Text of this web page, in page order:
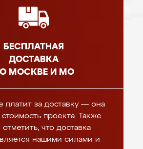
БЕСПЛАТНАЯ
ДОСТАВКА
МОСКВЕ И МО
платит за доставку — она
стоимость проекта. Также
что доставка
нашими силами и